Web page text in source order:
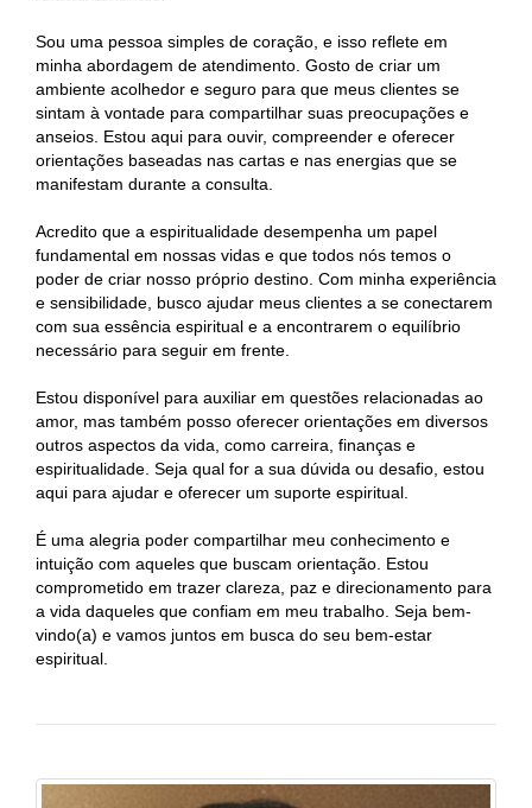
Sou uma pessoa simples de coração, e isso reflete em
minha abordagem de atendimento. Gosto de criar um
ambiente acolhedor e seguro para que meus clientes se
sintam à vontade para compartilhar suas preocupações e
anseios. Estou aqui para ouvir, compreender e oferecer
orientações baseadas nas cartas e nas energias que se
manifestam durante a consulta.
Acredito que a espiritualidade desempenha um papel
fundamental em nossas vidas e que todos nós temos o
poder de criar nosso próprio destino. Com minha experiência
e sensibilidade, busco ajudar meus clientes a se conectarem
com sua essência espiritual e a encontrarem o equilíbrio
necessário para seguir em frente.
Estou disponível para auxiliar em questões relacionadas ao
amor, mas também posso oferecer orientações em diversos
outros aspectos da vida, como carreira, finanças e
espiritualidade. Seja qual for a sua dúvida ou desafio, estou
aqui para ajudar e oferecer um suporte espiritual.
É uma alegria poder compartilhar meu conhecimento e
intuição com aqueles que buscam orientação. Estou
comprometido em trazer clareza, paz e direcionamento para
a vida daqueles que confiam em meu trabalho. Seja bem-
vindo(a) e vamos juntos em busca do seu bem-estar
espiritual.